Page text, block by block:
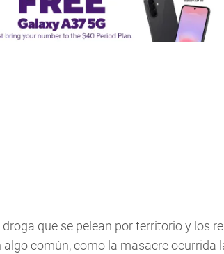
que se pelean por territorio y los
común, como la masacre ocurrida